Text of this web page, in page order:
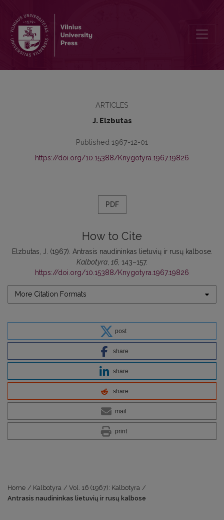
ARTICLES
J. Elzbutas
Published 1967-12-01
https://doi.org/10.15388/Knygotyra.1967.19826
PDF
How to Cite
Elzbutas, J. (1967). Antrasis naudininkas lietuvių ir rusų kalbose.
Kalbotyra 16 , 143–157.
https://doi.org/10.15388/Knygotyra.1967.19826
More Citation Formats
post
share
share
share
mail
print
Home / Kalbotyra / Vol. 16 (1967): Kalbotyra /
Antrasis naudininkas lietuvių ir rusų kalbose